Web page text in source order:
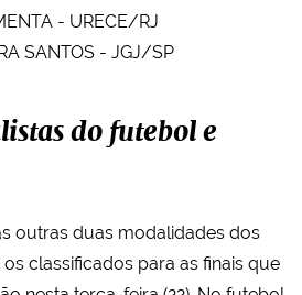
- URECE/RJ
SANTOS - JGJ/SP
do futebol e
outras duas modalidades dos
classificados para as finais que